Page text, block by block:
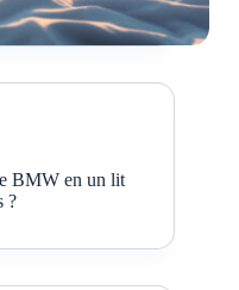
BMW en un lit
?